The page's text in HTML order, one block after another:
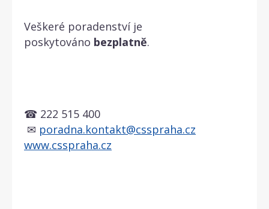
Veškeré poradenství je
poskytováno bezplatně.
☎ 222 515 400
✉ poradna.kontakt@csspraha.cz
www.csspraha.cz